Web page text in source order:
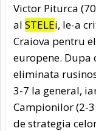
Victor Piturca
al STELEi, le-a
Craiova pentru
europene. Dupa
eliminata
3-7 la general,
Campionilor (2-
de strategia